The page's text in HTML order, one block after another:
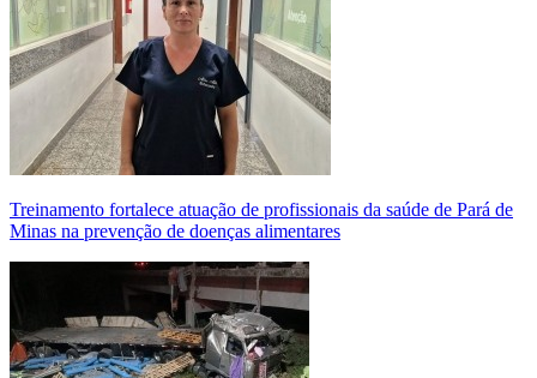
Treinamento fortalece atuação de profissionais da saúde de Pará de
Minas na prevenção de doenças alimentares